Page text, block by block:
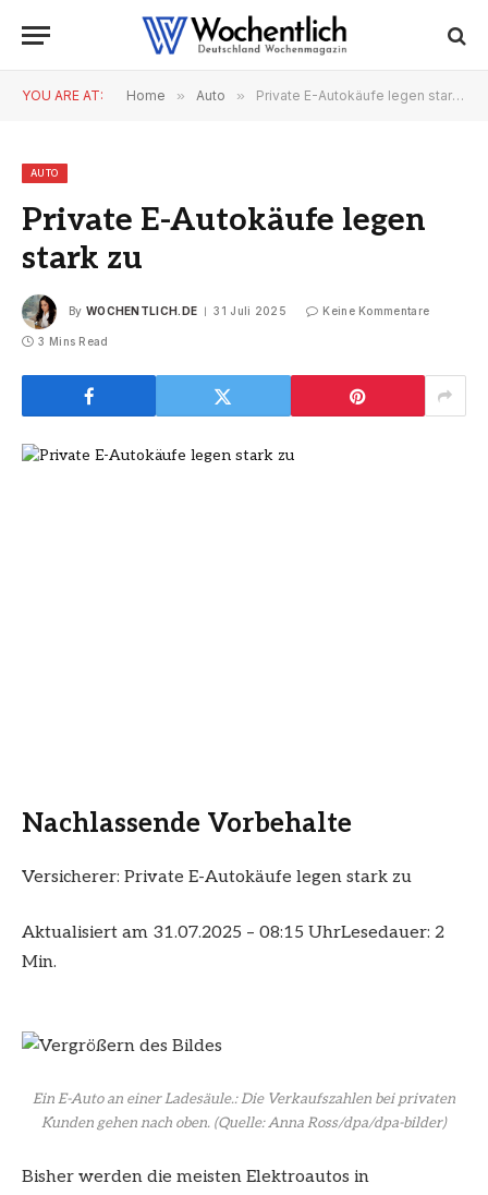
YOU ARE AT: Home » Auto » Private E-Autokäufe legen stark zu
AUTO
Private E-Autokäufe legen
stark zu
By WOCHENTLICH.DE 31 Juli 2025 Keine Kommentare
3 Mins Read
Nachlassende Vorbehalte
Versicherer: Private E-Autokäufe legen stark zu
Aktualisiert am 31.07.2025 – 08:15 UhrLesedauer: 2
Min.
Ein E-Auto an einer Ladesäule.: Die Verkaufszahlen bei privaten
Kunden gehen nach oben. (Quelle: Anna Ross/dpa/dpa-bilder)
Bisher werden die meisten Elektroautos in